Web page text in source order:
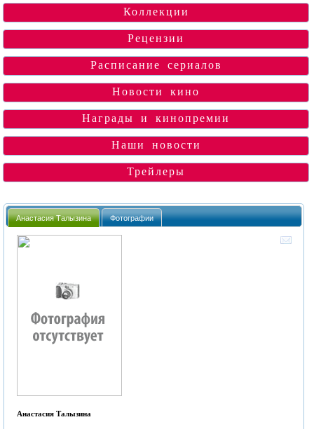
Коллекции
Рецензии
Расписание сериалов
Новости кино
Награды и кинопремии
Наши новости
Трейлеры
Анастасия Талызина Фотографии
Анастасия Талызина